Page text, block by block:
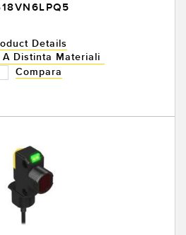
Details
A Distinta Materiali
Compara